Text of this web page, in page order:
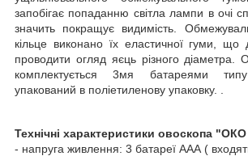
запобігає попаданню світла лампи в очі
значить покращує видимість.
кільце виконано їх еластичної гуми, що
проводити огляд яєць різного
комплектується 3мя батареями
упакований в поліетиленову упаковку. .
Технічні характеристики овоскопа
- напруга живлення: 3 батареї ААА (